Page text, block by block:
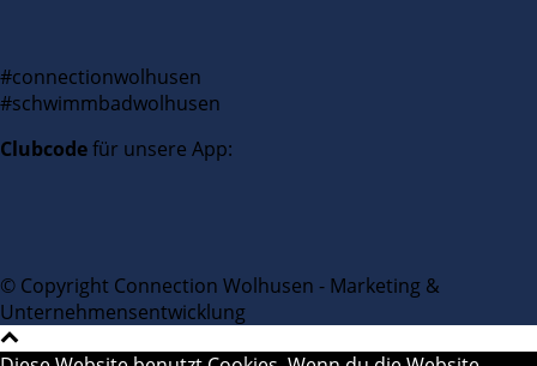
#connectionwolhusen
#schwimmbadwolhusen
Clubcodefür unsere App:
© Copyright Connection Wolhusen - Marketing &
Unternehmensentwicklung